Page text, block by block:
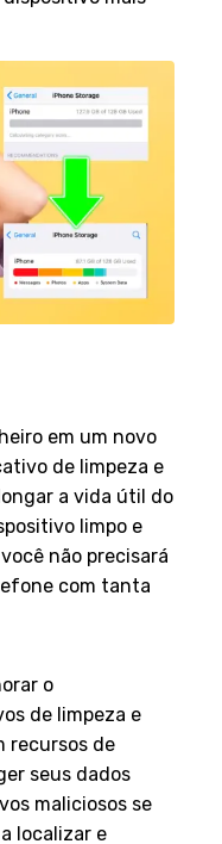
em um novo
de limpeza e
a vida útil do
limpo e
não precisará
com tanta
o
de limpeza e
recursos de
seus dados
maliciosos se
localizar e